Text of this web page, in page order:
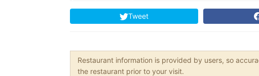
Tweet
Restaurant information is provided by users, so
the restaurant prior to your visit.